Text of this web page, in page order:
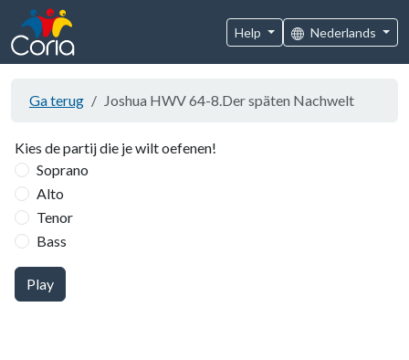
Help Nederlands
Ga terug Joshua HWV 64-8.Der späten Nachwelt
Kies de partij die je wilt oefenen!
Soprano
Alto
Tenor
Bass
Play